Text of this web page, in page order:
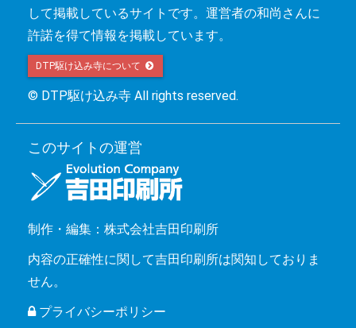
して掲載しているサイトです。運営者の和尚さんに
許諾を得て情報を掲載しています。
DTP駆け込み寺について
© DTP駆け込み寺 All rights reserved.
このサイトの運営
制作・編集：株式会社吉田印刷所
内容の正確性に関して吉田印刷所は関知しておりま
せん。
プライバシーポリシー